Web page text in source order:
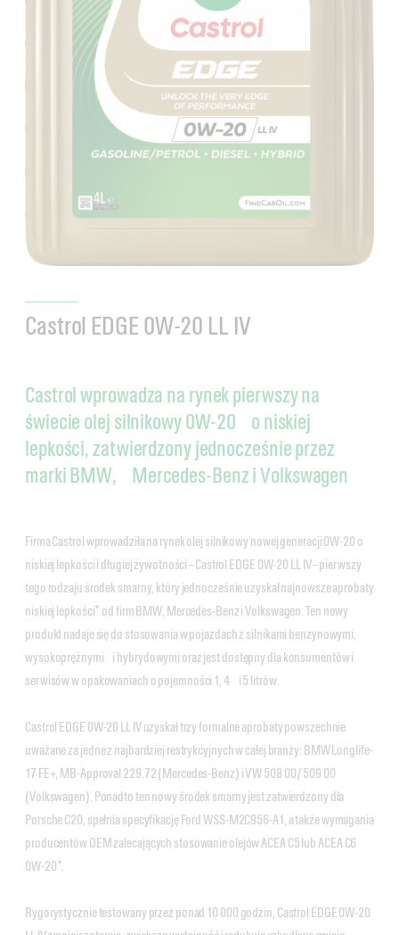
Castrol EDGE 0W-20 LL IV
Castrol wprowadza na rynek pierwszy na
świecie olej silnikowy 0W-20 o niskiej
lepkości, zatwierdzony jednocześnie przez
marki BMW, Mercedes-Benz i Volkswagen
Firma Castrol wprowadziła na rynek olej silnikowy nowej generacji 0W-20 o
niskiej lepkości i długiej żywotności – Castrol EDGE 0W-20 LL IV – pierwszy
tego rodzaju środek smarny, który jednocześnie uzyskał najnowsze aprobaty
niskiej lepkości* od firm BMW, Mercedes-Benz i Volkswagen. Ten nowy
produkt nadaje się do stosowania w pojazdach z silnikami benzynowymi,
wysokoprężnymi i hybrydowymi oraz jest dostępny dla konsumentów i
serwisów w opakowaniach o pojemności 1, 4 i 5 litrów.
Castrol EDGE 0W-20 LL IV uzyskał trzy formalne aprobaty powszechnie
uważane za jedne z najbardziej restrykcyjnych w całej branży: BMW Longlife-
17 FE+, MB-Approval 229.72 (Mercedes-Benz) i VW 508 00/ 509 00
(Volkswagen). Ponadto ten nowy środek smarny jest zatwierdzony dla
Porsche C20, spełnia specyfikację Ford WSS-M2C956-A1, a także wymagania
producentów OEM zalecających stosowanie olejów ACEA C5 lub ACEA C6
0W-20*.
Rygorystycznie testowany przez ponad 10 000 godzin, Castrol EDGE 0W-20